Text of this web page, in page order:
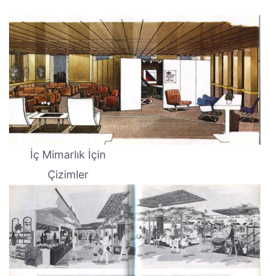
İç Mimarlık İçin
Çizimler